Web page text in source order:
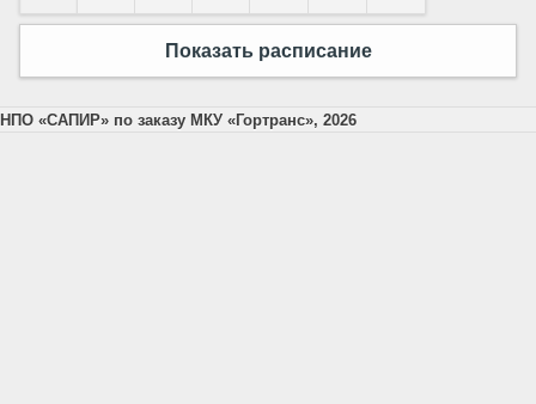
Показать расписание
НПО «САПИР» по заказу МКУ «Гортранс», 2026